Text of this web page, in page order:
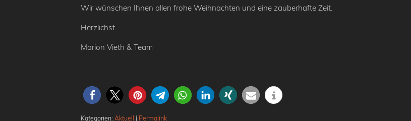
Wir wünschen Ihnen allen frohe Weihnachten und eine zauberhafte Zeit.
Herzlichst
Marion Vieth & Team
Kategorien: Aktuell | Permalink